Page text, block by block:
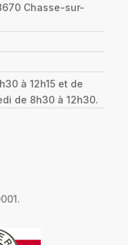
Chasse-sur-
à 12h15 et de
de 8h30 à 12h30.